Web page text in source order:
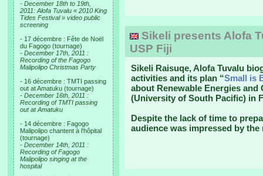
- December 18th to 19th,
2011: Alofa Tuvalu « 2010 King
Tides Festival » video public
screening
- 17 décembre : Fête de Noël
du Fagogo (tournage)
- December 17th, 2011 :
Recording of the Fagogo
Malipolipo Christmas Party
- 16 décembre : TMTI passing
out at Amatuku (tournage)
- December 16th, 2011 :
Recording of TMTI passing
out at Amatuku
- 14 décembre : Fagogo
Malipolipo chantent à l'hôpital
(tournage)
- December 14th, 2011 :
Recording of Fagogo
Malipolipo singing at the
hospital
Sikeli presents Alofa
USP Fiji
Sikeli Raisuqe, Alofa Tuvalu
activities and its plan “Small is
about Renewable Energies and
(University of South Pacific) in
Despite the lack of time to
audience was impressed by